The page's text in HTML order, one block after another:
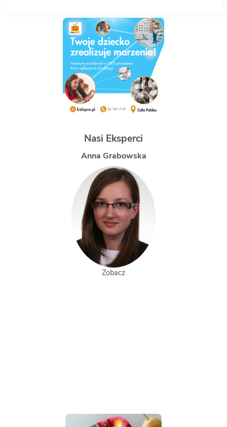
Nasi Eksperci
Magdalena Uchman